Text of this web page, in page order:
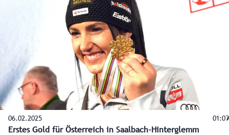
Sicherheit ist dabei oberstes Gebot. Um bestmöglich auf
die unterschiedlichsten Szenarien und Bedrohungslagen
vorbereitet zu sein, treffen die Bezirkshauptmannschaft,
Einsatzorganisationen und Veranstalter einander
regelmäßig. Vor kurzem auch für ein Planspiel.
06.02.2025 01:09
Erstes Gold für Österreich in Saalbach-Hinterglemm